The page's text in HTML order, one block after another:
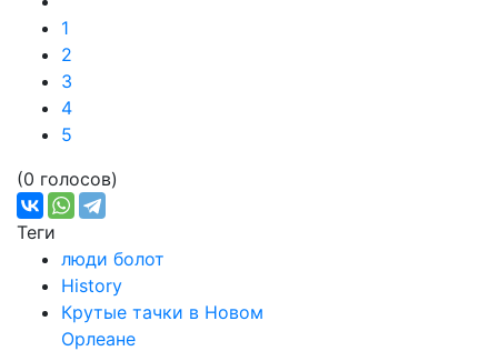
1
2
3
4
5
(0 голосов)
Теги
люди болот
History
Крутые тачки в Новом
Орлеане